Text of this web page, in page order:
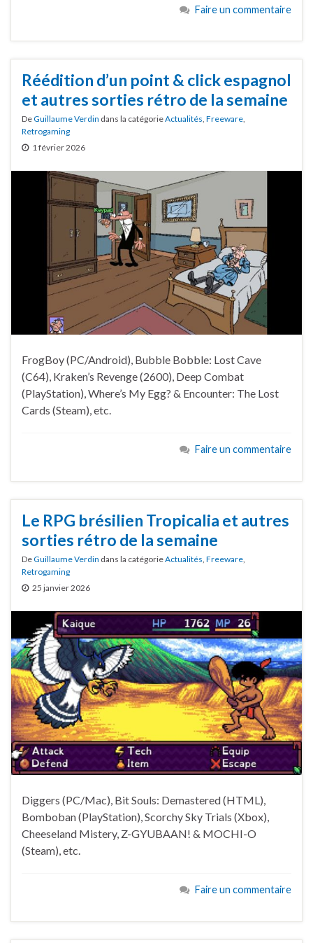
Faire un commentaire
Réédition d’un point & click espagnol
et autres sorties rétro de la semaine
DeGuillaume Verdin dans la catégorieActualités, Freeware,
Retrogaming
1 février 2026
FrogBoy (PC/Android), Bubble Bobble: Lost Cave
(C64), Kraken’s Revenge (2600), Deep Combat
(PlayStation), Where’s My Egg? & Encounter: The Lost
Cards (Steam), etc.
Faire un commentaire
Le RPG brésilien Tropicalia et autres
sorties rétro de la semaine
DeGuillaume Verdin dans la catégorieActualités, Freeware,
Retrogaming
25 janvier 2026
Diggers (PC/Mac), Bit Souls: Demastered (HTML),
Bomboban (PlayStation), Scorchy Sky Trials (Xbox),
Cheeseland Mistery, Z-GYUBAAN! & MOCHI-O
(Steam), etc.
Faire un commentaire